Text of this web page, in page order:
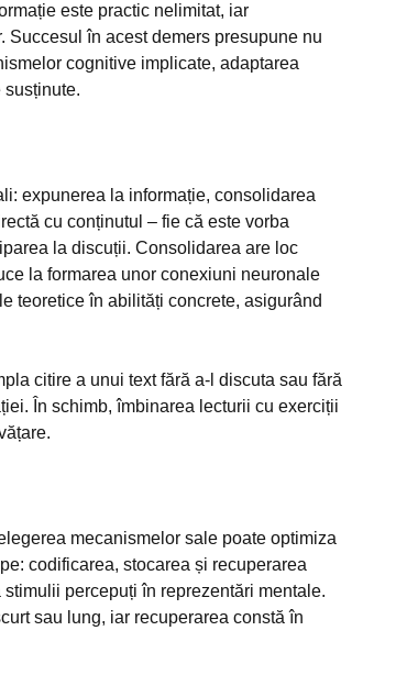
este practic nelimitat, iar
în acest demers presupune nu
cognitive implicate, adaptarea
expunerea la informație, consolidarea
cu conținutul – fie că este vorba
la discuții. Consolidarea are loc
la formarea unor conexiuni neuronale
teoretice în abilități concrete, asigurând
citire a unui text fără a-l discuta sau fără
În schimb, îmbinarea lecturii cu exerciții
mecanismelor sale poate optimiza
codificarea, stocarea și recuperarea
percepuți în reprezentări mentale.
sau lung, iar recuperarea constă în